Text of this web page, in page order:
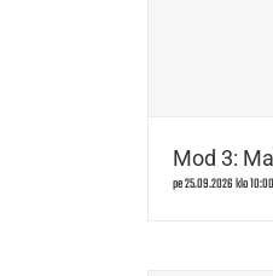
Mod 3:
pe 25.09.2026 klo 10:00